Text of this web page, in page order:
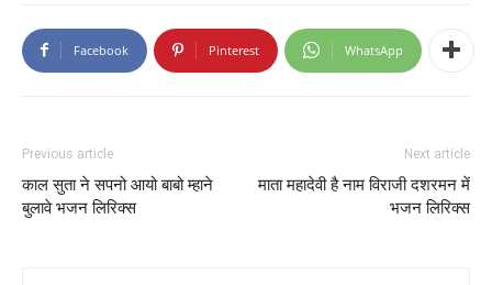
Facebook Pinterest WhatsApp
Previous article
काल सुता ने सपनो आयो बाबो म्हाने
बुलावे भजन लिरिक्स
Next article
माता महादेवी है नाम विराजी दशरमन में
भजन लिरिक्स